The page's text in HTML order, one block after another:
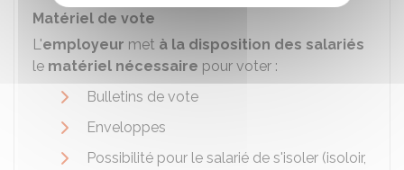
Matériel de vote
L'employeur met à la disposition des salariés
le matériel nécessaire pour voter :
Bulletins de vote
Enveloppes
Possibilité pour le salarié de s'isoler (isoloir,